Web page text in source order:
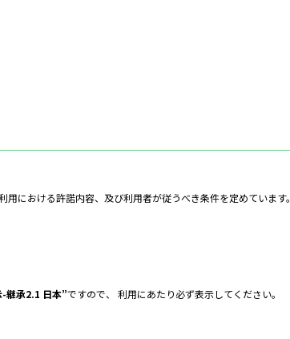
における許諾内容、及び利用者が従うべき条件を定めています。
継承2.1 日本”ですので、 利用にあたり必ず表示してください。